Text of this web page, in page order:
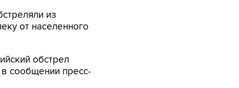
из
от населенного
обстрел
в сообщении пресс-